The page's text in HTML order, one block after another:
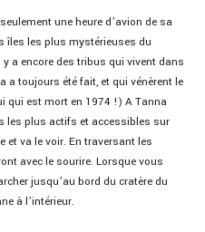
une heure d’avion de sa
îles les plus mystérieuses du
a encore des tribus qui vivent dans
a toujours été fait, et qui vénèrent le
qui est mort en 1974 !) A Tanna
les plus actifs et accessibles sur
et va le voir. En traversant les
avec le sourire. Lorsque vous
jusqu’au bord du cratère du
à l’intérieur.